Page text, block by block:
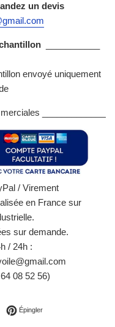
un devis
envoyé uniquement
_____________
/ Virement
en France sur
sur demande.
/ 24h :
08 52 56)
sur Twitter
ÉpinglerÉpingler sur Pinterest